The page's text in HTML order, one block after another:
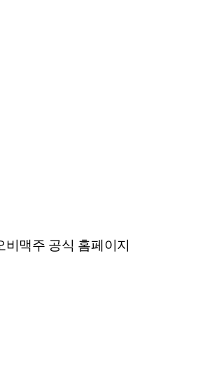
비맥주 공식 홈페이지